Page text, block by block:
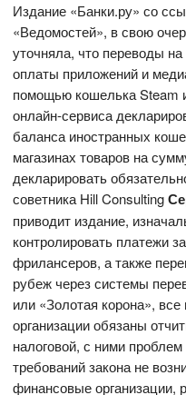
Издание «Банки.ру» со
«Ведомостей», в свою
уточняла, что переводы
оплаты приложений и
помощью кошелька Steam
онлайн-сервиса
баланса иностранных
магазинах товаров на
декларировать
советника Hill Consulting
приводит издание,
контролировать платежи
фрилансеров, а также
рубеж через системы
или «Золотая корона»,
организации обязаны
налоговой, с ними
требований закона не
финансовые организации,